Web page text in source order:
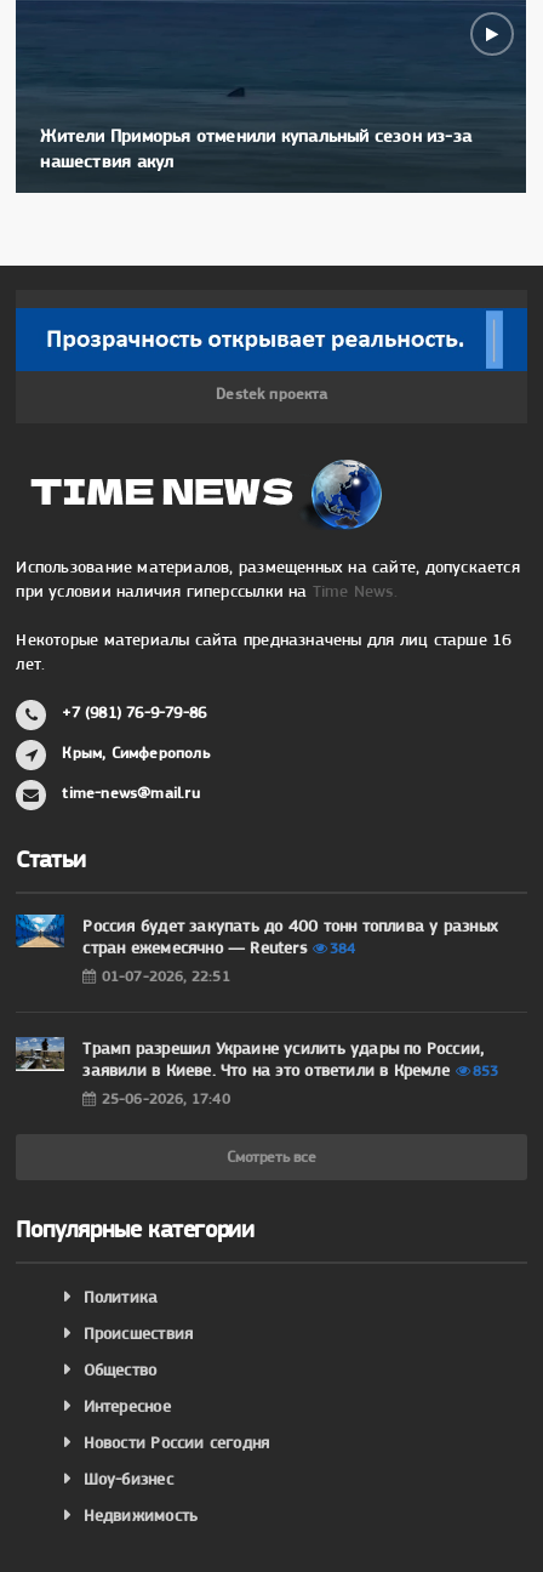
Жители Приморья отменили купальный сезон из-за
нашествия акул
Destek проекта
Использование материалов, размещенных на сайте, допускается
при условии наличия гиперссылки на Time News.
Некоторые материалы сайта предназначены для лиц старше 16
лет.
+7 (981) 76-9-79-86
Крым, Симферополь
time-news@mail.ru
Статьи
Россия будет закупать до 400 тонн топлива у разных
стран ежемесячно — Reuters
384
01-07-2026, 22:51
Трамп разрешил Украине усилить удары по России,
заявили в Киеве. Что на это ответили в Кремле
853
25-06-2026, 17:40
Смотреть все
Популярные категории
Политика
Происшествия
Общество
Интересное
Новости России сегодня
Шоу-бизнес
Недвижимость